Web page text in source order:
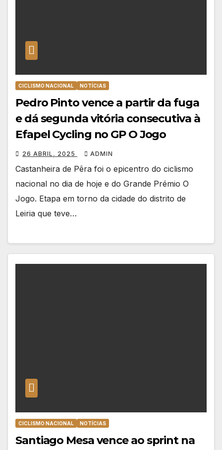
CICLISMO NACIONAL NOTÍCIAS
Pedro Pinto vence a partir da fuga
e dá segunda vitória consecutiva à
Efapel Cycling no GP O Jogo
26 ABRIL, 2025 ADMIN
Castanheira de Pêra foi o epicentro do ciclismo
nacional no dia de hoje e do Grande Prémio O
Jogo. Etapa em torno da cidade do distrito de
Leiria que teve…
CICLISMO NACIONAL NOTÍCIAS
Santiago Mesa vence ao sprint na